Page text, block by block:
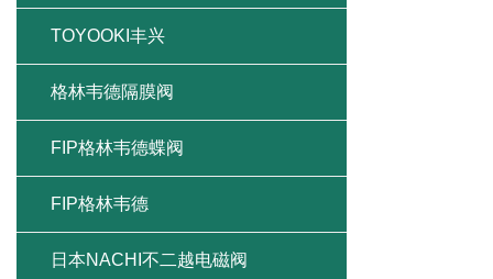
TOYOOKI丰兴
格林韦德隔膜阀
FIP格林韦德蝶阀
FIP格林韦德
日本NACHI不二越电磁阀